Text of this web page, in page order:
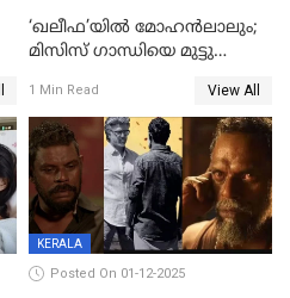
‘ഖലീഫ’യിൽ മോഹൻലാലും;
മിസിസ് ഗാന്ധിയെ മുട്ടു
അഹമ്മദ് അലിയായെത്തും
1 Min Read View All
KERALA
Posted On 01-12-2025